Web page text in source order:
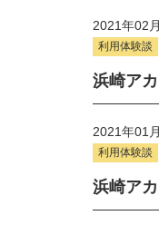
2021年02
利用体験談
浜崎ア
2021年01
利用体験談
浜崎ア